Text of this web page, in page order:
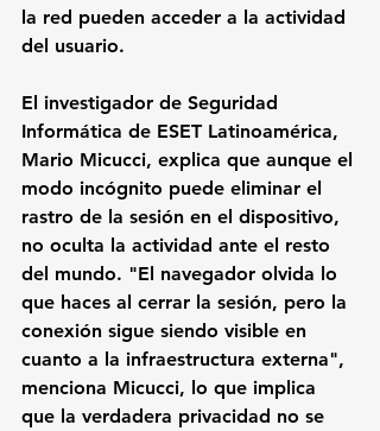
la red pueden acceder a la actividad
del usuario.
El investigador de Seguridad
Informática de ESET Latinoamérica,
Mario Micucci, explica que aunque el
modo incógnito puede eliminar el
rastro de la sesión en el dispositivo,
no oculta la actividad ante el resto
del mundo. "El navegador olvida lo
que haces al cerrar la sesión, pero la
conexión sigue siendo visible en
cuanto a la infraestructura externa",
menciona Micucci, lo que implica
que la verdadera privacidad no se